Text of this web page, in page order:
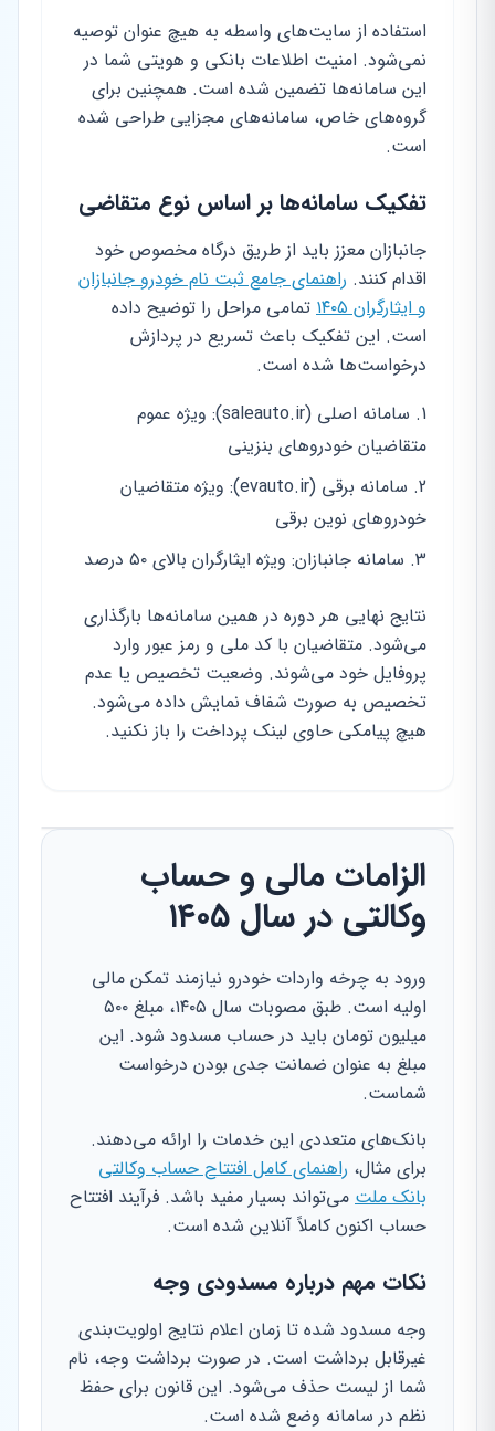
استفاده از سایت‌های واسطه به هیچ عنوان توصیه
نمی‌شود. امنیت اطلاعات بانکی و هویتی شما در
این سامانه‌ها تضمین شده است. همچنین برای
گروه‌های خاص، سامانه‌های مجزایی طراحی شده
است.
تفکیک سامانه‌ها بر اساس نوع متقاضی
جانبازان معزز باید از طریق درگاه مخصوص خود
اقدام کنند. راهنمای جامع ثبت نام خودرو جانبازان
و ایثارگران ۱۴۰۵
تمامی مراحل را توضیح داده
است. این تفکیک باعث تسریع در پردازش
درخواست‌ها شده است.
سامانه اصلی (saleauto.ir): ویژه عموم
متقاضیان خودروهای بنزینی
سامانه برقی (evauto.ir): ویژه متقاضیان
خودروهای نوین برقی
سامانه جانبازان: ویژه ایثارگران بالای ۵۰ درصد
نتایج نهایی هر دوره در همین سامانه‌ها بارگذاری
می‌شود. متقاضیان با کد ملی و رمز عبور وارد
پروفایل خود می‌شوند. وضعیت تخصیص یا عدم
تخصیص به صورت شفاف نمایش داده می‌شود.
هیچ پیامکی حاوی لینک پرداخت را باز نکنید.
الزامات مالی و حساب
وکالتی در سال ۱۴۰۵
ورود به چرخه واردات خودرو نیازمند تمکن مالی
اولیه است. طبق مصوبات سال ۱۴۰۵، مبلغ ۵۰۰
میلیون تومان باید در حساب مسدود شود. این
مبلغ به عنوان ضمانت جدی بودن درخواست
شماست.
بانک‌های متعددی این خدمات را ارائه می‌دهند.
برای مثال، راهنمای کامل افتتاح حساب وکالتی
بانک ملت می‌تواند بسیار مفید باشد. فرآیند افتتاح
حساب اکنون کاملاً آنلاین شده است.
نکات مهم درباره مسدودی وجه
وجه مسدود شده تا زمان اعلام نتایج اولویت‌بندی
غیرقابل برداشت است. در صورت برداشت وجه، نام
شما از لیست حذف می‌شود. این قانون برای حفظ
نظم در سامانه وضع شده است.